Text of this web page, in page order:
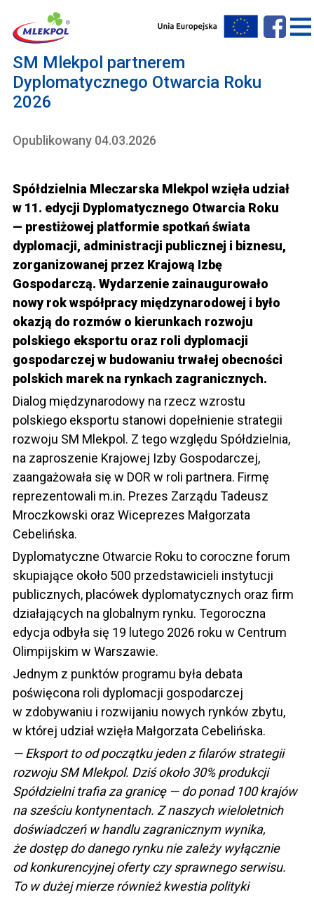
SM Mlekpol partnerem
Dyplomatycznego Otwarcia Roku
2026
Opublikowany 04.03.2026
Spółdzielnia Mleczarska Mlekpol wzięła udział
w 11. edycji Dyplomatycznego Otwarcia Roku
— prestiżowej platformie spotkań świata
dyplomacji, administracji publicznej i biznesu,
zorganizowanej przez Krajową Izbę
Gospodarczą. Wydarzenie zainaugurowało
nowy rok współpracy międzynarodowej i było
okazją do rozmów o kierunkach rozwoju
polskiego eksportu oraz roli dyplomacji
gospodarczej w budowaniu trwałej obecności
polskich marek na rynkach zagranicznych.
Dialog międzynarodowy na rzecz wzrostu
polskiego eksportu stanowi dopełnienie strategii
rozwoju SM Mlekpol. Z tego względu Spółdzielnia,
na zaproszenie Krajowej Izby Gospodarczej,
zaangażowała się w DOR w roli partnera. Firmę
reprezentowali m.in. Prezes Zarządu Tadeusz
Mroczkowski oraz Wiceprezes Małgorzata
Cebelińska.
Dyplomatyczne Otwarcie Roku to coroczne forum
skupiające około 500 przedstawicieli instytucji
publicznych, placówek dyplomatycznych oraz firm
działających na globalnym rynku. Tegoroczna
edycja odbyła się 19 lutego 2026 roku w Centrum
Olimpijskim w Warszawie.
Jednym z punktów programu była debata
poświęcona roli dyplomacji gospodarczej
w zdobywaniu i rozwijaniu nowych rynków zbytu,
w której udział wzięła Małgorzata Cebelińska.
— Eksport to od początku jeden z filarów strategii
rozwoju SM Mlekpol. Dziś około 30% produkcji
Spółdzielni trafia za granicę — do ponad 100 krajów
na sześciu kontynentach. Z naszych wieloletnich
doświadczeń w handlu zagranicznym wynika,
że dostęp do danego rynku nie zależy wyłącznie
od konkurencyjnej oferty czy sprawnego serwisu.
To w dużej mierze również kwestia polityki